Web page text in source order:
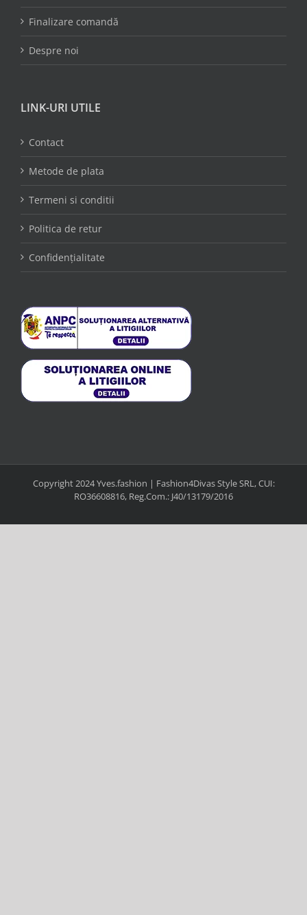
Finalizare comandă
Despre noi
LINK-URI UTILE
Contact
Metode de plata
Termeni si conditii
Politica de retur
Confidențialitate
Copyright 2024 Yves.fashion | Fashion4Divas Style SRL, CUI:
RO36608816, Reg.Com.: J40/13179/2016